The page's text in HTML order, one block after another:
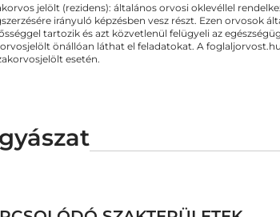
jelölt (rezidens): általános orvosi oklevéllel
irányuló képzésben vesz részt. Ezen orvosok
tartozik és azt közvetlenül felügyeli az
önállóan láthat el feladatokat. A
esetén.